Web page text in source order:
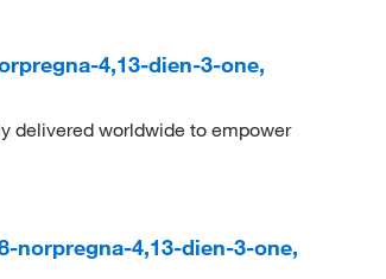
4,13-dien-3-one,
delivered worldwide to empower
norpregna-4,13-dien-3-one,